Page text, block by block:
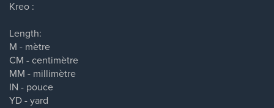
Kreo :
Length:
M - mètre
CM - centimètre
MM - millimètre
IN - pouce
YD - yard